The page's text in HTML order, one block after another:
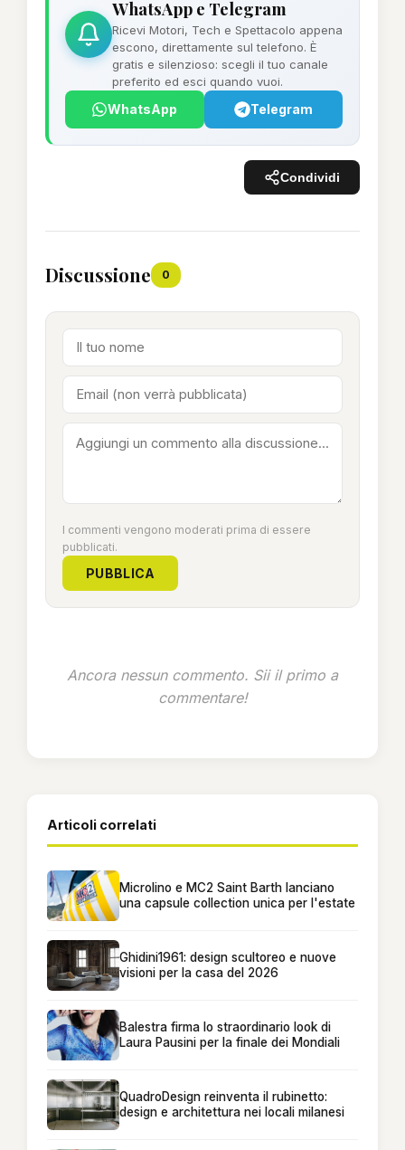
WhatsApp e Telegram
Ricevi Motori, Tech e Spettacolo appena
escono, direttamente sul telefono. È
gratis e silenzioso: scegli il tuo canale
preferito ed esci quando vuoi.
WhatsApp Telegram
Condividi
Discussione 0
I commenti vengono moderati prima di essere
pubblicati.
PUBBLICA
Ancora nessun commento. Sii il primo a
commentare!
Articoli correlati
Microlino e MC2 Saint Barth lanciano
una capsule collection unica per l'estate
Ghidini1961: design scultoreo e nuove
visioni per la casa del 2026
Balestra firma lo straordinario look di
Laura Pausini per la finale dei Mondiali
QuadroDesign reinventa il rubinetto:
design e architettura nei locali milanesi